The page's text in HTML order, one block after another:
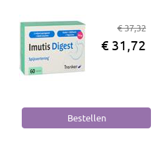
€ 37,32
€ 31,72